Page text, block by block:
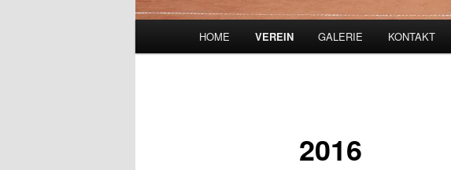
HOME VEREIN GALERIE KONTAKT
2016